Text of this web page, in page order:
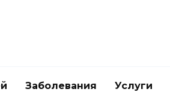
Заболевания Услуги